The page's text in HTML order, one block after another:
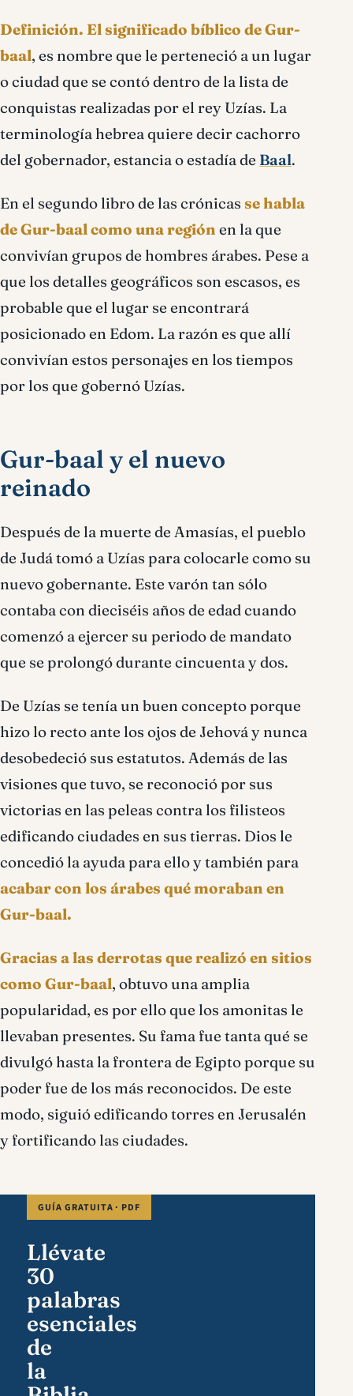
Definición. El significado bíblico de Gur-
baal, es nombre que le perteneció a un lugar
o ciudad que se contó dentro de la lista de
conquistas realizadas por el rey Uzías. La
terminología hebrea quiere decir cachorro
del gobernador, estancia o estadía de Baal.
En el segundo libro de las crónicas se habla
de Gur-baal como una región en la que
convivían grupos de hombres árabes. Pese a
que los detalles geográficos son escasos, es
probable que el lugar se encontrará
posicionado en Edom. La razón es que allí
convivían estos personajes en los tiempos
por los que gobernó Uzías.
Gur-baal y el nuevo
reinado
Después de la muerte de Amasías, el pueblo
de Judá tomó a Uzías para colocarle como su
nuevo gobernante. Este varón tan sólo
contaba con dieciséis años de edad cuando
comenzó a ejercer su periodo de mandato
que se prolongó durante cincuenta y dos.
De Uzías se tenía un buen concepto porque
hizo lo recto ante los ojos de Jehová y nunca
desobedeció sus estatutos. Además de las
visiones que tuvo, se reconoció por sus
victorias en las peleas contra los filisteos
edificando ciudades en sus tierras. Dios le
concedió la ayuda para ello y también para
acabar con los árabes qué moraban en
Gur-baal.
Gracias a las derrotas que realizó en sitios
como Gur-baal, obtuvo una amplia
popularidad, es por ello que los amonitas le
llevaban presentes. Su fama fue tanta qué se
divulgó hasta la frontera de Egipto porque su
poder fue de los más reconocidos. De este
modo, siguió edificando torres en Jerusalén
y fortificando las ciudades.
GUÍA GRATUITA · PDF
Llévate
30
palabras
esenciales
de
la